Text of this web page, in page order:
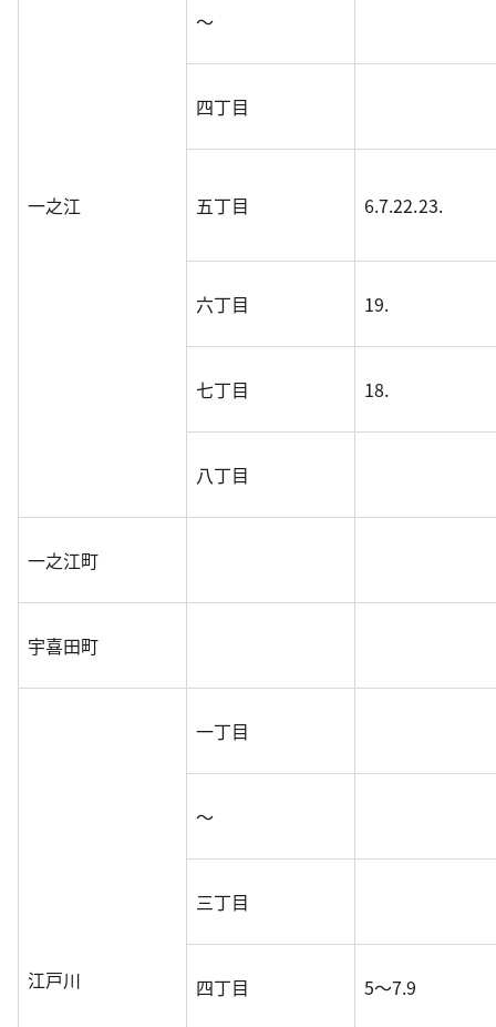
一之江
～
四丁目
五丁目 6.7.22.23.
六丁目 19.
七丁目 18.
八丁目
一之江町
宇喜田町
江戸川
一丁目
～
三丁目
四丁目 5～7.9